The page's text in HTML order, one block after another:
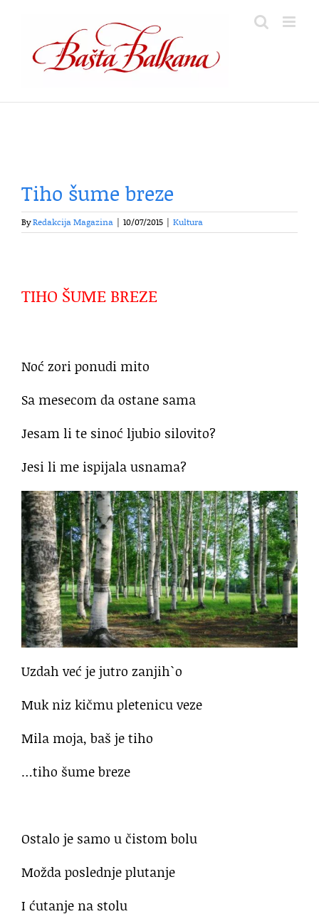
content
Tiho šume breze
ByRedakcija Magazina 10/07/2015 Kultura
TIHO ŠUME BREZE
Noć zori ponudi mito
Sa mesecom da ostane sama
Jesam li te sinoć ljubio silovito?
Jesi li me ispijala usnama?
Uzdah već je jutro zanjih`o
Muk niz kičmu pletenicu veze
Mila moja, baš je tiho
…tiho šume breze
Ostalo je samo u čistom bolu
Možda poslednje plutanje
I ćutanje na stolu